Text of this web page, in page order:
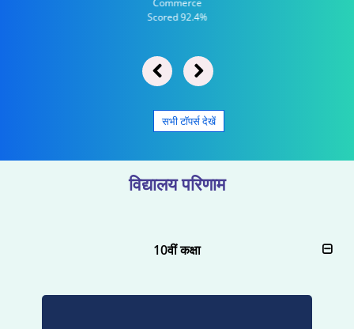
Commerce
Scored 92.4%
सभी टॉपर्स देखें
विद्यालय परिणाम
10वीं कक्षा